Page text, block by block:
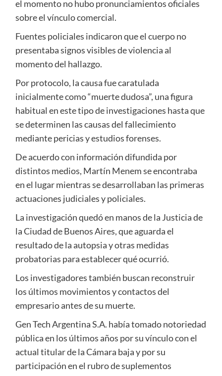
el momento no hubo pronunciamientos oficiales
sobre el vínculo comercial.
Fuentes policiales indicaron que el cuerpo no
presentaba signos visibles de violencia al
momento del hallazgo.
Por protocolo, la causa fue caratulada
inicialmente como “muerte dudosa”, una figura
habitual en este tipo de investigaciones hasta que
se determinen las causas del fallecimiento
mediante pericias y estudios forenses.
De acuerdo con información difundida por
distintos medios, Martín Menem se encontraba
en el lugar mientras se desarrollaban las primeras
actuaciones judiciales y policiales.
La investigación quedó en manos de la Justicia de
la Ciudad de Buenos Aires, que aguarda el
resultado de la autopsia y otras medidas
probatorias para establecer qué ocurrió.
Los investigadores también buscan reconstruir
los últimos movimientos y contactos del
empresario antes de su muerte.
Gen Tech Argentina S.A. había tomado notoriedad
pública en los últimos años por su vínculo con el
actual titular de la Cámara baja y por su
participación en el rubro de suplementos